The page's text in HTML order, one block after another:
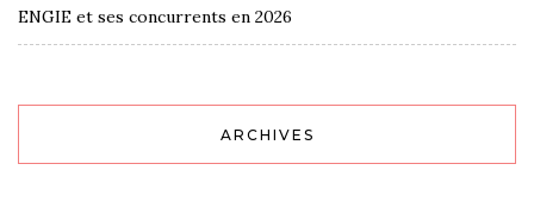
ENGIE et ses concurrents en 2026
ARCHIVES